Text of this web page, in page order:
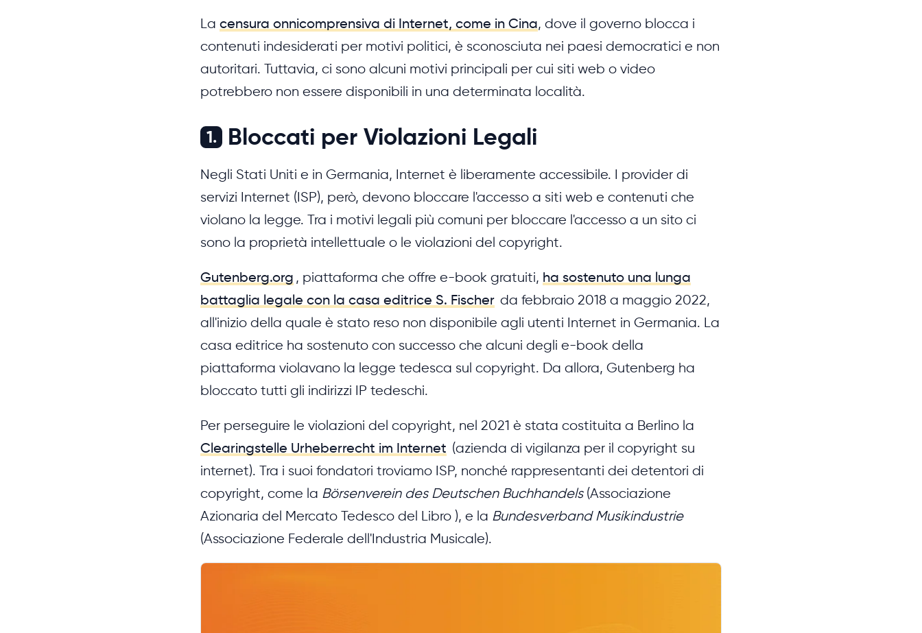
La censura onnicomprensiva di Internet, come in Cina, dove il governo blocca i
contenuti indesiderati per motivi politici, è sconosciuta nei paesi democratici e non
autoritari. Tuttavia, ci sono alcuni motivi principali per cui siti web o video
potrebbero non essere disponibili in una determinata località.
1. Bloccati per Violazioni Legali
Negli Stati Uniti e in Germania, Internet è liberamente accessibile. I provider di
servizi Internet (ISP), però, devono bloccare l'accesso a siti web e contenuti che
violano la legge. Tra i motivi legali più comuni per bloccare l'accesso a un sito ci
sono la proprietà intellettuale o le violazioni del copyright.
Gutenberg.org , piattaforma che offre e-book gratuiti, ha sostenuto una lunga
battaglia legale con la casa editrice S. Fischer da febbraio 2018 a maggio 2022,
all'inizio della quale è stato reso non disponibile agli utenti Internet in Germania. La
casa editrice ha sostenuto con successo che alcuni degli e-book della
piattaforma violavano la legge tedesca sul copyright. Da allora, Gutenberg ha
bloccato tutti gli indirizzi IP tedeschi.
Per perseguire le violazioni del copyright, nel 2021 è stata costituita a Berlino la
Clearingstelle Urheberrecht im Internet (azienda di vigilanza per il copyright su
internet). Tra i suoi fondatori troviamo ISP, nonché rappresentanti dei detentori di
copyright, come la Börsenverein des Deutschen Buchhandels(Associazione
Azionaria del Mercato Tedesco del Libro ), e la Bundesverband Musikindustrie
(Associazione Federale dell'Industria Musicale).